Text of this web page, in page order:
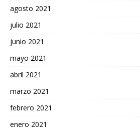
agosto 2021
julio 2021
junio 2021
mayo 2021
abril 2021
marzo 2021
febrero 2021
enero 2021